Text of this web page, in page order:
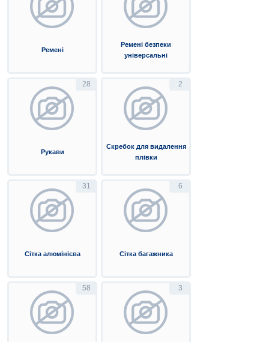
Ремені
Ремені безпеки
універсальні
28
Рукави
2
Скребок для видалення
плівки
31
Сітка алюмінієва
6
Сітка багажника
58 3